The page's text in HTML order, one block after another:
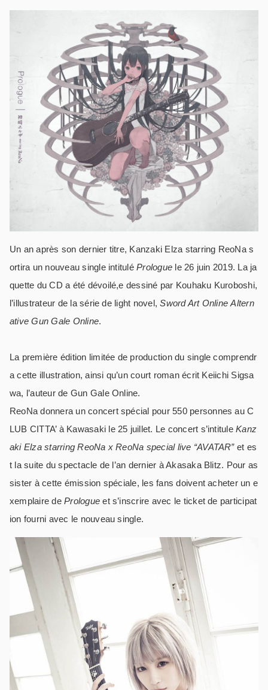
Un an après son dernier titre, Kanzaki Elza starring ReoNa s
ortira un nouveau single intituléPrologue le 26 juin 2019. La ja
quette du CD a été dévoilé,e dessiné par Kouhaku Kuroboshi,
l’illustrateur de la série de light novel,Sword Art Online Altern
ative Gun Gale Online.
La première édition limitée de production du single comprendr
a cette illustration, ainsi qu’un court roman écrit Keiichi Sigsa
wa, l’auteur de Gun Gale Online.
ReoNa donnera un concert spécial pour 550 personnes au C
LUB CITTA’ à Kawasaki le 25 juillet. Le concert s’intituleKanz
aki Elza starring ReoNa x ReoNa special live “AVATAR”et es
t la suite du spectacle de l’an dernier à Akasaka Blitz. Pour as
sister à cette émission spéciale, les fans doivent acheter un e
xemplaire dePrologue et s’inscrire avec le ticket de participat
ion fourni avec le nouveau single.